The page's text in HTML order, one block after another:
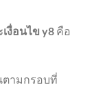
งื่อนไข y8 คือ
ตามกรอบที่